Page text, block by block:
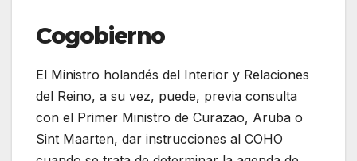
Cogobierno
El Ministro holandés del Interior y Relaciones
del Reino, a su vez, puede, previa consulta
con el Primer Ministro de Curazao, Aruba o
Sint Maarten, dar instrucciones al COHO